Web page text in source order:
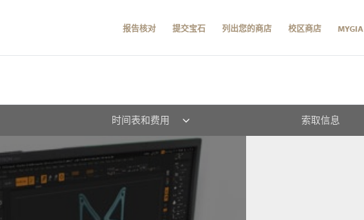
报告核对 提交宝石 列出您的商店 校区商店 MYGIA
时间表和费用 索取信息